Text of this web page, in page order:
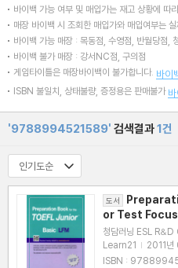
바이백 가능 여부 및 매입가는 재고 상황에 따
매장 바이백 시 조회한 매입가와 매입여부는
바이백 가능 매장 : 목동점, 수영점, 반월당점,
바이백 불가 매장 : 강서NC점, 구의점
게임타이틀은 매장바이백이 불가합니다. 바이
ISBN 불일치, 상태불량, 증정용은 판매불가
'9788994521589' 검색결과1건
도서
or Test
sic)
청담러닝 ESL
Learn21 | 2011년